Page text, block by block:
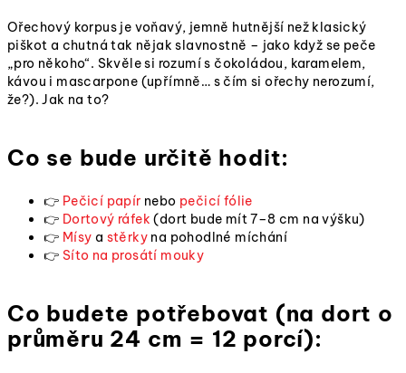
Ořechový korpus je voňavý, jemně hutnější než klasický
piškot a chutná tak nějak slavnostně – jako když se peče
„pro někoho“. Skvěle si rozumí s čokoládou, karamelem,
kávou i mascarpone (upřímně… s čím si ořechy nerozumí,
že?). Jak na to?
Co se bude určitě hodit:
👉 Pečicí papír nebo pečicí fólie
👉 Dortový ráfek (dort bude mít 7–8 cm na výšku)
👉 Mísy a stěrky na pohodlné míchání
👉 Síto na prosátí mouky
Co budete potřebovat (na dort o
průměru 24 cm = 12 porcí):